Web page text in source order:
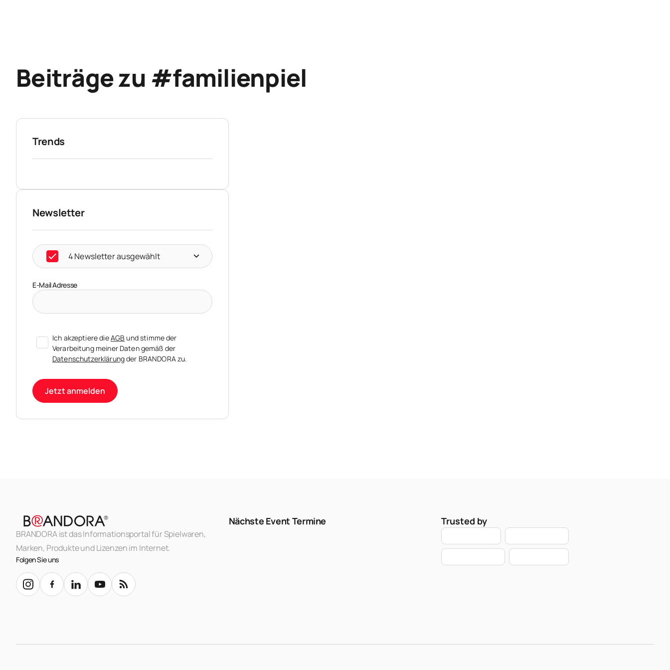
Beiträge zu #familienpiel
Trends
Newsletter
4 Newsletter ausgewählt
E-Mail Adresse
Ich akzeptiere dieAGBund stimme der
Verarbeitung meiner Daten gemäß der
Datenschutzerklärungder BRANDORA zu.
Jetzt anmelden
BRANDORA ist das Informationsportal für Spielwaren,
Marken, Produkte und Lizenzen im Internet.
Folgen Sie uns
Nächste Event Termine Trusted by